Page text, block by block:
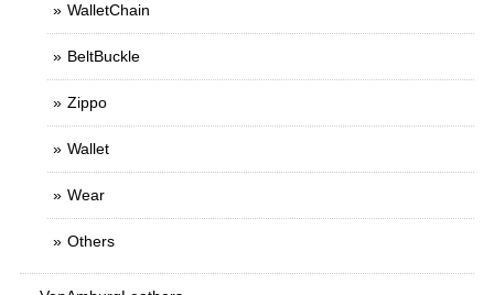
WalletChain
BeltBuckle
Zippo
Wallet
Wear
Others